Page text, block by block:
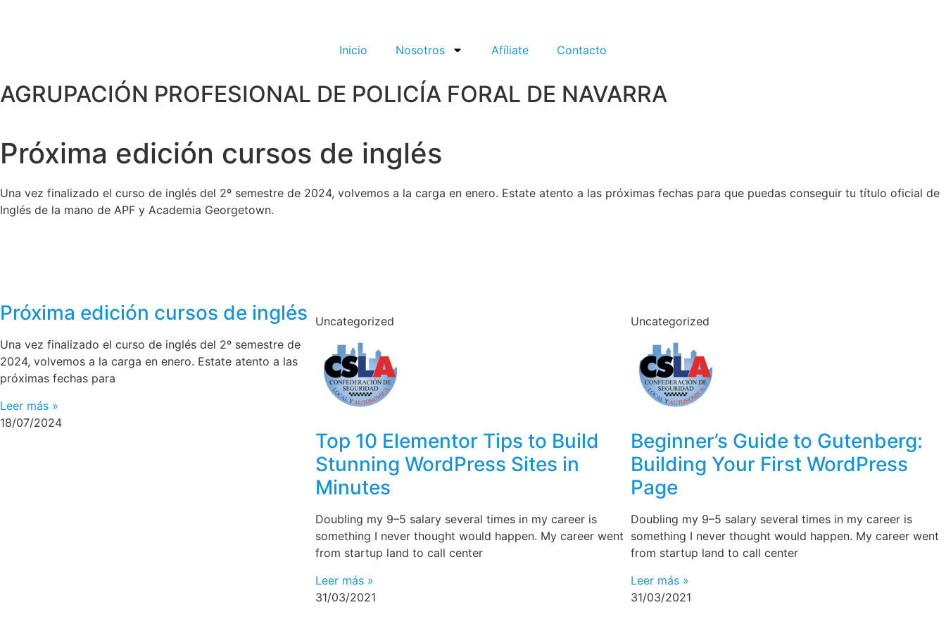
Inicio Nosotros Afíliate Contacto
AGRUPACIÓN PROFESIONAL DE POLICÍA FORAL DE NAVARRA
Próxima edición cursos de inglés
Una vez finalizado el curso de inglés del 2º semestre de 2024, volvemos a la carga en enero. Estate atento a las próximas fechas para que puedas conseguir tu título oficial de
Inglés de la mano de APF y Academia Georgetown.
Próxima edición cursos de inglés
Una vez finalizado el curso de inglés del 2º semestre de
2024, volvemos a la carga en enero. Estate atento a las
próximas fechas para
Leer más »
18/07/2024
Uncategorized
Top 10 Elementor Tips to Build
Stunning WordPress Sites in
Minutes
Doubling my 9–5 salary several times in my career is
something I never thought would happen. My career went
from startup land to call center
Leer más »
31/03/2021
Uncategorized
Beginner’s Guide to Gutenberg:
Building Your First WordPress
Page
Doubling my 9–5 salary several times in my career is
something I never thought would happen. My career went
from startup land to call center
Leer más »
31/03/2021